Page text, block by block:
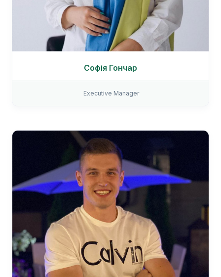
Софія Гончар
Executive Manager